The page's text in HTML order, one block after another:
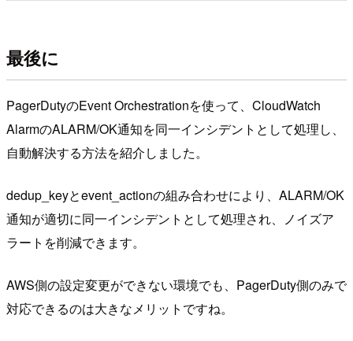
最後に
PagerDutyのEvent Orchestrationを使って、CloudWatch
AlarmのALARM/OK通知を同一インシデントとして処理し、
自動解決する方法を紹介しました。
dedup_keyとevent_actionの組み合わせにより、ALARM/OK
通知が適切に同一インシデントとして処理され、ノイズア
ラートを削減できます。
AWS側の設定変更ができない環境でも、PagerDuty側のみで
対応できるのは大きなメリットですね。